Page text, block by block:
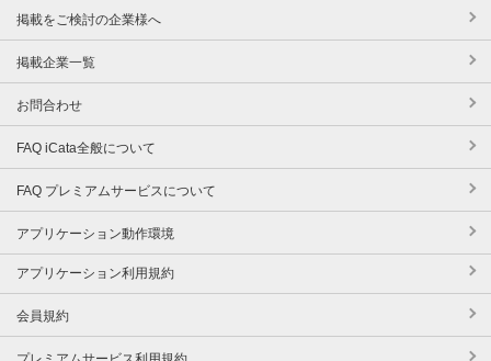
掲載をご検討の企業様へ
掲載企業一覧
お問合わせ
FAQ iCata全般について
FAQ プレミアムサービスについて
アプリケーション動作環境
アプリケーション利用規約
会員規約